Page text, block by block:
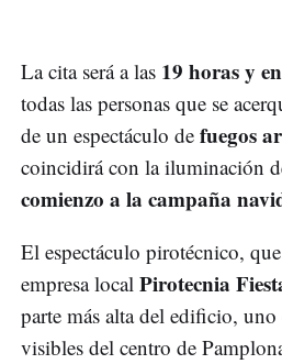
La cita será a las 19 horas y
todas las personas que se
de un espectáculo de fuegos
coincidirá con la iluminación
comienzo a la campaña
El espectáculo pirotécnico,
empresa local Pirotecnia
parte más alta del edificio,
visibles del centro de